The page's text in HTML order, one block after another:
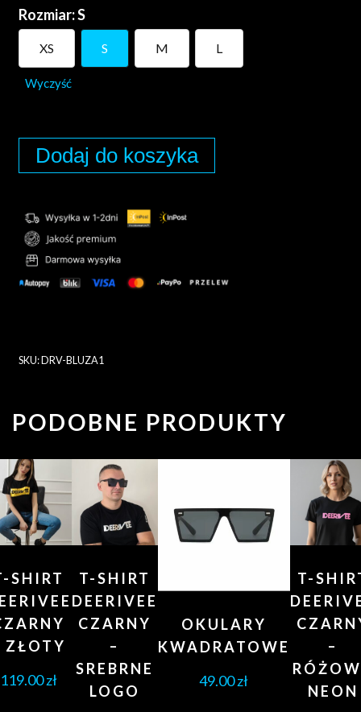
Rozmiar:S
XS S M L
Wyczyść
Dodaj do koszyka
SKU: DRV-BLUZA1
PODOBNE PRODUKTY
SHIRT
ZŁOTY
119.00zł
T-SHIRT
DEERIVEE
CZARNY
–
SREBRNE
LOGO
OKULARY
KWADRATOWE
49.00zł
T-
–
NEON